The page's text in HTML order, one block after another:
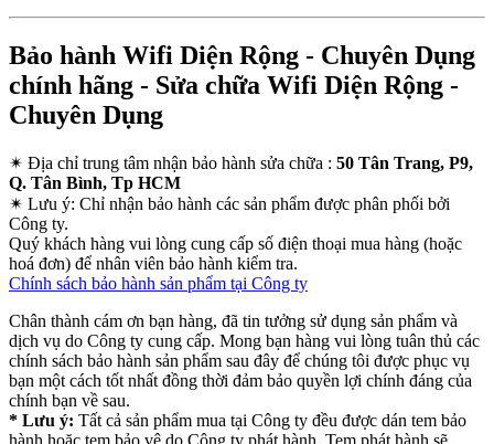
Bảo hành Wifi Diện Rộng - Chuyên Dụng
chính hãng - Sửa chữa Wifi Diện Rộng -
Chuyên Dụng
✴ Địa chỉ trung tâm nhận bảo hành sửa chữa : 50 Tân Trang, P9,
Q. Tân Bình, Tp HCM
✴ Lưu ý: Chỉ nhận bảo hành các sản phẩm được phân phối bởi
Công ty.
Quý khách hàng vui lòng cung cấp số điện thoại mua hàng (hoặc
hoá đơn) để nhân viên bảo hành kiểm tra.
Chính sách bảo hành sản phẩm tại Công ty
Chân thành cám ơn bạn hàng, đã tin tưởng sử dụng sản phẩm và
dịch vụ do Công ty cung cấp. Mong bạn hàng vui lòng tuân thủ các
chính sách bảo hành sản phẩm sau đây để chúng tôi được phục vụ
bạn một cách tốt nhất đồng thời đảm bảo quyền lợi chính đáng của
chính bạn về sau.
* Lưu ý: Tất cả sản phẩm mua tại Công ty đều được dán tem bảo
hành hoặc tem bảo vệ do Công ty phát hành. Tem phát hành sẽ